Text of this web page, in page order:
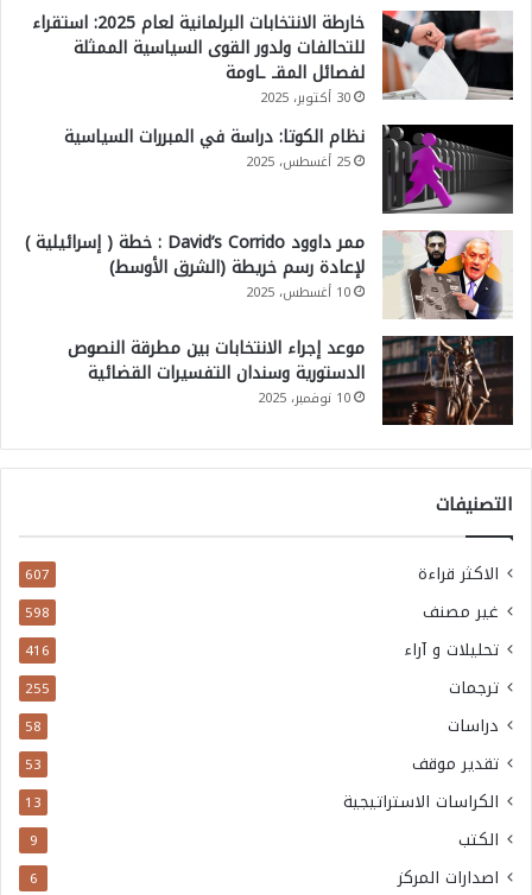
خارطة الانتخابات البرلمانية لعام 2025: استقراء
للتحالفات ولدور القوى السياسية الممثلة
لفصائل المقـ ـاومة
30 أكتوبر، 2025
نظام الكوتا: دراسة في المبررات السياسية
25 أغسطس، 2025
ممر داوود David’s Corrido : خطة ( إسرائيلية )
لإعادة رسم خريطة (الشرق الأوسط)
10 أغسطس، 2025
موعد إجراء الانتخابات بين مطرقة النصوص
الدستورية وسندان التفسيرات القضائية
10 نوفمبر، 2025
التصنيفات
الاكثر قراءة 607
غير مصنف 598
تحليلات و آراء 416
ترجمات 255
دراسات 58
تقدير موقف 53
الكراسات الاستراتيجية 13
الكتب 9
اصدارات المركز 6